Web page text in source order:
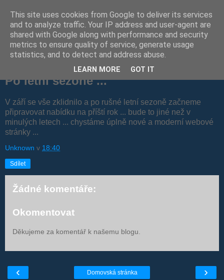
Blog s Jazyky v zahraničí
úterý 12. září 2017
Po letní sezóně ...
V září se vše zklidnilo a po rušné letní sezoně začneme
připravovat nabídku na příští rok ... bude to jiné než v
minulých letech ... chystáme úplně nové a moderní webové
stránky ...
Unknown v 18:40
Sdílet
Žádné komentáře:
Okomentovat
Děkujeme za komentář k našemu blogu.
‹ ›
Domovská stránka
This site uses cookies from Google to deliver its services
and to analyze traffic. Your IP address and user-agent are
shared with Google along with performance and security
metrics to ensure quality of service, generate usage
statistics, and to detect and address abuse.
LEARN MORE GOT IT